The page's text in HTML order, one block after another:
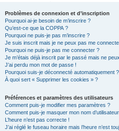
Problèmes de connexion et d’inscription
Pourquoi ai-je besoin de m’inscrire ?
Qu’est-ce que la COPPA ?
Pourquoi ne puis-je pas m’inscrire ?
Je suis inscrit mais je ne peux pas me
Pourquoi ne puis-je pas me connecter ?
Je m’étais déjà inscrit par le passé mais ne
J’ai perdu mon mot de passe !
Pourquoi suis-je déconnecté automatiquement ?
À quoi sert « Supprimer les cookies » ?
Préférences et paramètres des utilisateurs
Comment puis-je modifier mes paramètres ?
Comment puis-je masquer mon nom
L’heure n’est pas correcte !
J’ai réglé le fuseau horaire mais l’heure n’est